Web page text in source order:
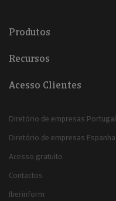
Produtos
Recursos
Acesso Clientes
Diretório de empresas Portugal
Diretório de empresas Espanha
Acesso gratuito
Contactos
Iberinform